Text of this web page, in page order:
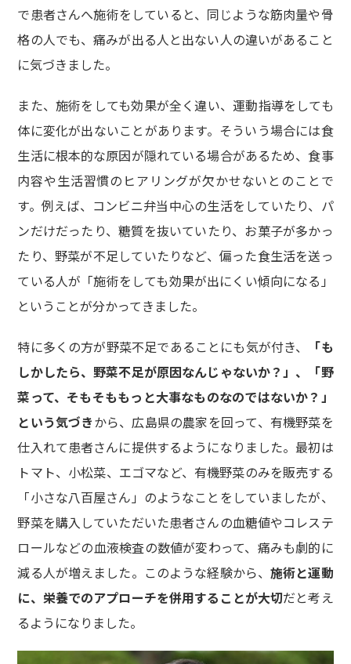
で患者さんへ施術をしていると、同じような筋肉量や骨
格の人でも、痛みが出る人と出ない人の違いがあること
に気づきました。
また、施術をしても効果が全く違い、運動指導をしても
体に変化が出ないことがあります。そういう場合には食
生活に根本的な原因が隠れている場合があるため、食事
内容や生活習慣のヒアリングが欠かせないとのことで
す。例えば、コンビニ弁当中心の生活をしていたり、パ
ンだけだったり、糖質を抜いていたり、お菓子が多かっ
たり、野菜が不足していたりなど、偏った食生活を送っ
ている人が「施術をしても効果が出にくい傾向になる」
ということが分かってきました。
特に多くの方が野菜不足であることにも気が付き、
「も
しかしたら、野菜不足が原因なんじゃないか？」、「野
菜って、そもそももっと大事なものなのではないか？」
という気づきから、広島県の農家を回って、有機野菜を
仕入れて患者さんに提供するようになりました。最初は
トマト、小松菜、エゴマなど、有機野菜のみを販売する
「小さな八百屋さん」のようなことをしていましたが、
野菜を購入していただいた患者さんの血糖値やコレステ
ロールなどの血液検査の数値が変わって、痛みも劇的に
減る人が増えました。このような経験から、施術と運動
に、栄養でのアプローチを併用することが大切だと考え
るようになりました。